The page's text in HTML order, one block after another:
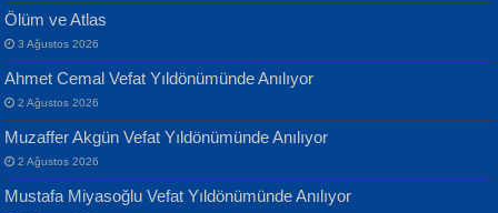
ATİLLA ÖZEN
Sultan Olmadan Önce Eyüp...
Banu Sancak
Defterimden İçeri...
Ölüm ve Atlas
3 Ağustos 2026
Ahmet Cemal Vefat Yıldönümünde Anılıyor
2 Ağustos 2026
Muzaffer Akgün Vefat Yıldönümünde Anılıyor
2 Ağustos 2026
Mustafa Miyasoğlu Vefat Yıldönümünde Anılıyor